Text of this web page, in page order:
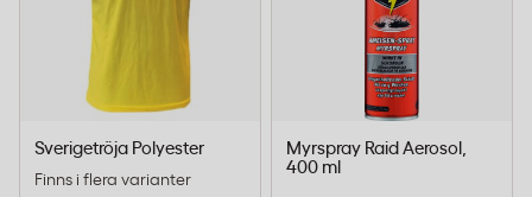
Sverigetröja Polyester
Finns i flera varianter
Myrspray Raid Aerosol,
400 ml